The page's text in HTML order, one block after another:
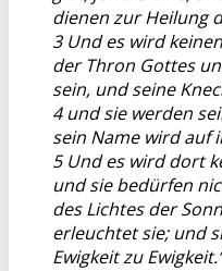
dienen zur Heilung
3 Und es wird
der Thron Gottes
sein, und seine
4 und sie werden
sein Name wird auf
5 Und es wird dort
und sie bedürfen
des Lichtes der
erleuchtet sie; und
Ewigkeit zu